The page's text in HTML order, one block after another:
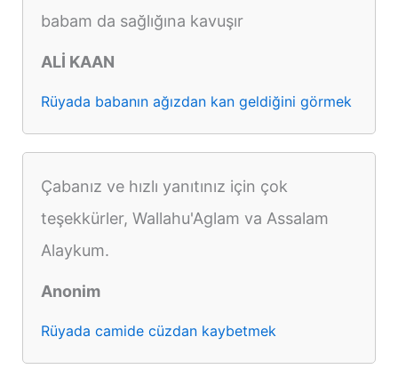
babam da sağlığına kavuşır
ALİ KAAN
Rüyada babanın ağızdan kan geldiğini görmek
Çabanız ve hızlı yanıtınız için çok
teşekkürler, Wallahu'Aglam va Assalam
Alaykum.
Anonim
Rüyada camide cüzdan kaybetmek